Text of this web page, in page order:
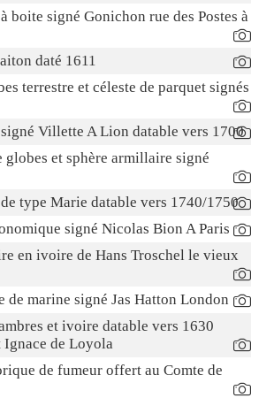
boite signé Gonichon rue des Postes à
daté 1611
terrestre et céleste de parquet signés
Villette A Lion datable vers 1700
globes et sphère armillaire signé
type Marie datable vers 1740/1750
signé Nicolas Bion A Paris
en ivoire de Hans Troschel le vieux
de marine signé Jas Hatton London
et ivoire datable vers 1630
Ignace de Loyola
de fumeur offert au Comte de